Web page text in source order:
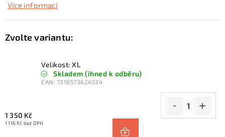
Více informací
Velikost: XL
Skladem (ihned k odběru)
EAN: 7318573624534
1 350 Kč
1 116 Kč bez DPH